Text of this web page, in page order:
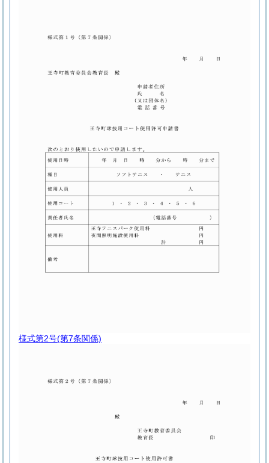
様式第2号(第7条関係)